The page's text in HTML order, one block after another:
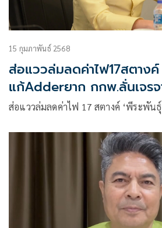
15 กุมภาพันธ์ 2568
ส่อแววล่มลดค่าไฟ17สตาง
แก้Adderยาก กกพ.ลั่นเจร
ส่อแววล่มลดค่าไฟ 17 สตางค์ ‘พีระพัน